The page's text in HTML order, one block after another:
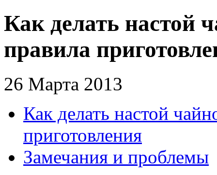
Как делать настой
правила
26 Марта 2013
Как делать настой
приготовления
Замечания и проблемы